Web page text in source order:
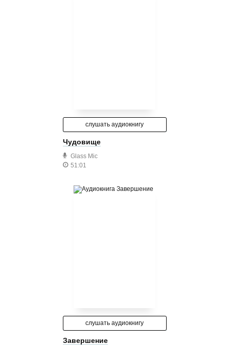
слушать аудиокнигу
Чудовище
Glass Mic
51:01
слушать аудиокнигу
Завершение